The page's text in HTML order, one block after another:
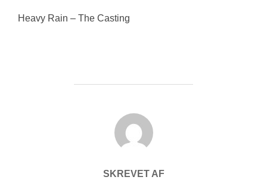
Heavy Rain – The Casting
FORFATTER
SKREVET AF